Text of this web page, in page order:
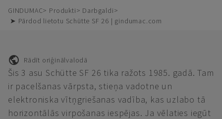
GINDUMAC Produkti
Darbgaldi
➤ Pārdod lietotu Schütte SF 26 | gindumac.com
Rādīt oriģinālvalodā
Šis 3 asu Schütte SF 26 tika ražots 1985. gadā. Tam
ir pacelšanas vārpsta, stieņa vadotne un
elektroniska vītņgriešanas vadība, kas uzlabo tā
horizontālās virpošanas iespējas. Ja vēlaties iegūt